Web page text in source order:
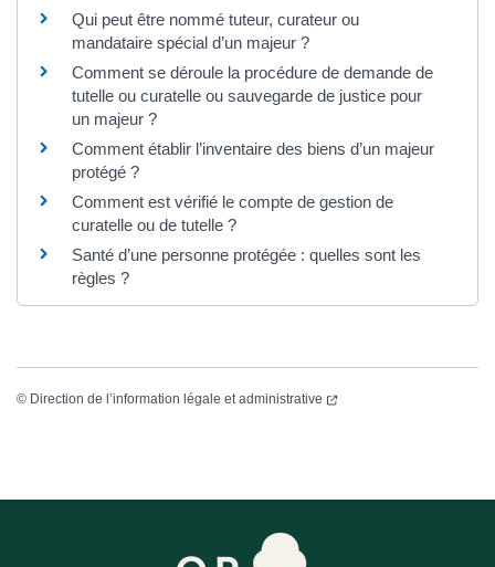
Qui peut être nommé tuteur, curateur ou
mandataire spécial d’un majeur ?
Comment se déroule la procédure de demande de
tutelle ou curatelle ou sauvegarde de justice pour
un majeur ?
Comment établir l’inventaire des biens d’un majeur
protégé ?
Comment est vérifié le compte de gestion de
curatelle ou de tutelle ?
Santé d’une personne protégée : quelles sont les
règles ?
© Direction de l’information légale et administrative